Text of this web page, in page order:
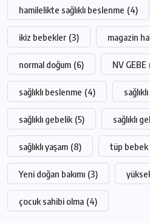
hamilelikte sağlıklı beslenme (4)
ikiz bebekler (3) magazin
normal doğum (6) NV GEBE
sağlıklı beslenme (4)
sağlıklı gebelik (5) sağlıklı
sağlıklı yaşam (8) tüp
Yeni doğan bakımı (3)
çocuk sahibi olma (4)